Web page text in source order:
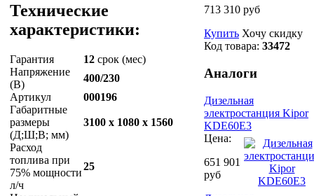
Технические
характеристики:
Гарантия 12 срок (мес)
Напряжение
(В)
400/230
Артикул
000196
Габаритные
размеры
(Д;Ш;В; мм)
3100 x 1080 x 1560
Расход
топлива при
75% мощности
л/ч
25
713 310 руб
Купить Хочу скидку
Код товара: 33472
Аналоги
Дизельная
электростанция Kipor
KDE60E3
Цена:
651 901
руб